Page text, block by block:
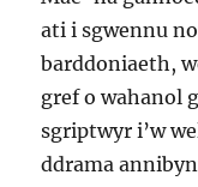
ati i sgwennu
barddoniaeth,
gref o wahanol
sgriptwyr i’w
ddrama